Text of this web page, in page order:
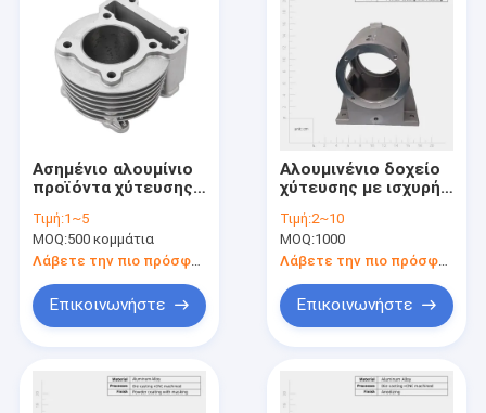
Ασημένιο αλουμίνιο
προϊόντα χύτευσης
εξαρτήματα
αυτοκινήτων
διαδικασία χύτευσης
CE
Τιμή:1~5
MOQ:500 κομμάτια
Λάβετε την πιο πρόσφατη τιμή
Επικοινωνήστε
Αλουμινένιο δοχείο
χύτευσης με ισχυρή
διάβρωση
Τιμή:2~10
MOQ:1000
Επικοινωνήστε